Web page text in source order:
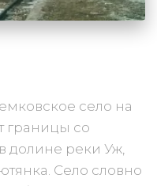
село на
границы со
долине реки Уж,
Село словно